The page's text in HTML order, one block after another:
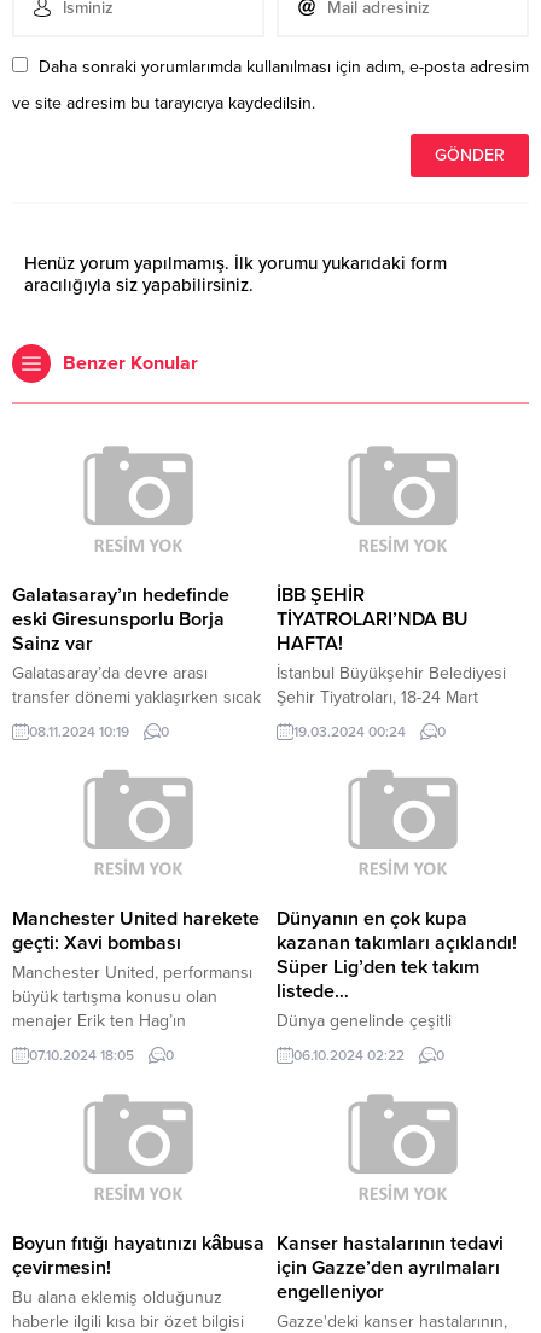
Daha sonraki yorumlarımda kullanılması için adım, e-posta adresim
ve site adresim bu tarayıcıya kaydedilsin.
Henüz yorum yapılmamış. İlk yorumu yukarıdaki form
aracılığıyla siz yapabilirsiniz.
Benzer Konular
Galatasaray’ın hedefinde
eski Giresunsporlu Borja
Sainz var
Galatasaray’da devre arası
transfer dönemi yaklaşırken sıcak
saatler yaşanmaya devam ediyor.
Sarı-kırmızılılar, devre arasında
kadrosunu güçlendirmek için
önemli isimlerle temas halinde.
Cimbom’un gündemine gelen son
isim ise Norwich City’de forma
giyen İspanyol sol kanat
YAKINLAŞTILAR Sarı-kırmızılılarda
scout ekibinin genç yıldızın
transferini gündeme getirdiği ve
teknik...
08.11.2024 10:19 0
İBB ŞEHİR
TİYATROLARI’NDA BU
HAFTA!
İstanbul Büyükşehir Belediyesi
Şehir Tiyatroları, 18-24 Mart
haftasında 16 oyunla seyirci
karşısına çıkıyor.
19.03.2024 00:24 0
Manchester United harekete
geçti: Xavi bombası
Manchester United, performansı
büyük tartışma konusu olan
menajer Erik ten Hag’ın
geleceğini görüşmek üzere acil
kodlu toplantı kararı aldı. The
Athletic’te yer alan habere göre;
Manchester United icra komitesi
üyeleri ile birlikte kulübün yeni
hissedarı Sir Jim Ratcliffe, Ten
Hag’ın geleceğine dair toplantı
Hag’ın muhtemelen görevine...
07.10.2024 18:05 0
Dünyanın en çok kupa
kazanan takımları açıklandı!
Süper Lig’den tek takım
listede…
Dünya genelinde çeşitli
kulüplerin bulunduğu bu liste
Transfermarkt tarafından
açıklandı. Süper Lig’den ilk 30’a
giren tek takım ise dikkat çekti.
30 takımlık listede Türkiye’den
sadece 1 takım girebildi. Süper
Lig’in diğer 2 dev takımı ise ilk
haberin detayları… 1: Rangers: 122
kupa GÜNÜN...
06.10.2024 02:22 0
Boyun fıtığı hayatınızı kâbusa
çevirmesin!
Bu alana eklemiş olduğunuz
haberle ilgili kısa bir özet bilgisi
Kanser hastalarının tedavi
için Gazze’den ayrılmaları
engelleniyor
Gazze'deki kanser hastalarının,